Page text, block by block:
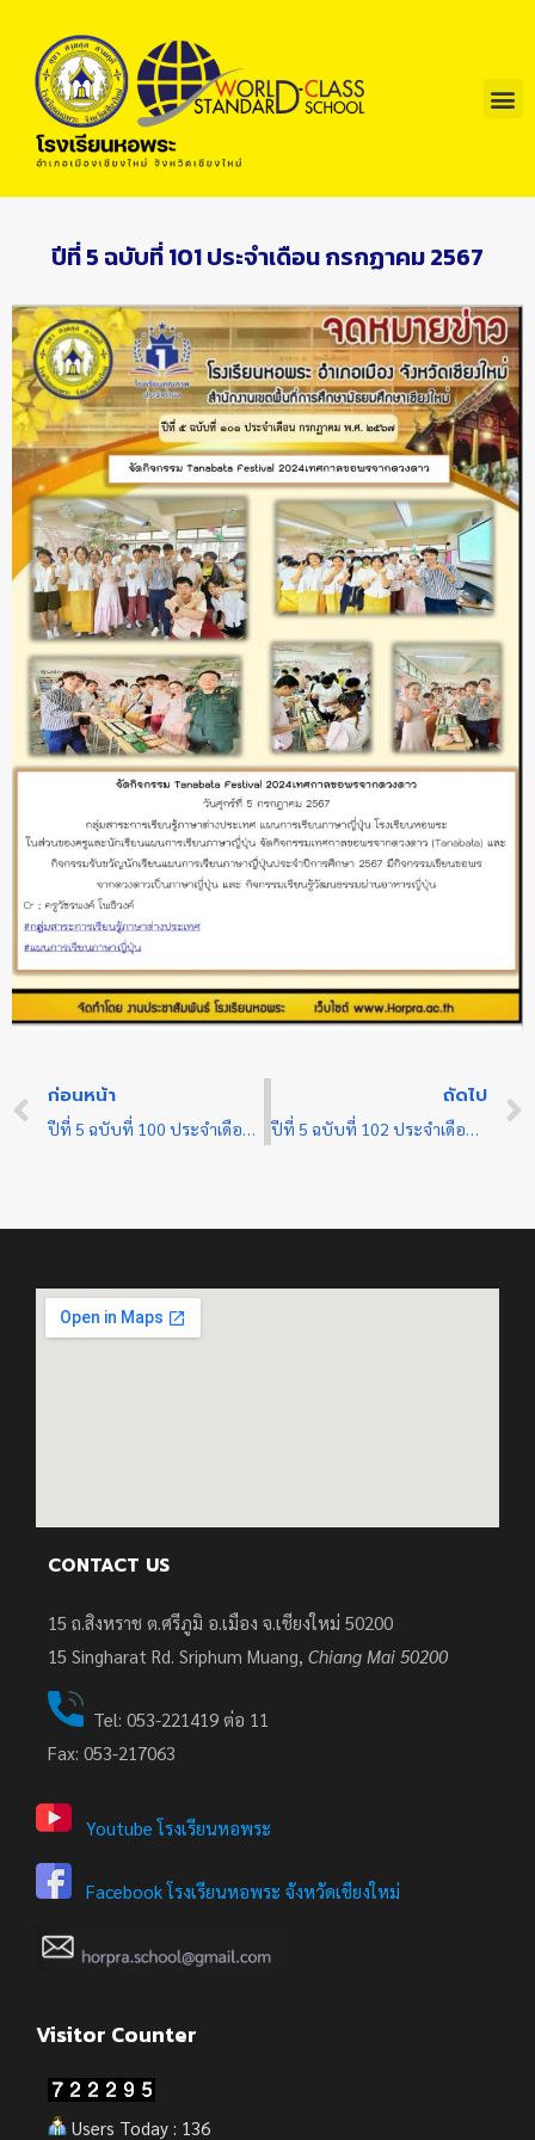
ปีที่ 5 ฉบับที่ 101 ประจำเดือน กรกฏาคม 2567
ก่อนหน้า
ปีที่ 5 ฉบับที่ 100 ประจำเดือน มิถุนายน 2567
ถัดไป
ปีที่ 5 ฉบับที่ 102 ประจำเดือน กรกฏาคม 2567
CONTACT US
15 ถ.สิงหราช ต.ศรีภูมิ อ.เมือง จ.เชียงใหม่ 50200
15 Singharat Rd. Sriphum Muang, Chiang Mai 50200
Tel: 053-221419 ต่อ 11
Fax: 053-217063
Youtube โรงเรียนหอพระ
Facebook โรงเรียนหอพระ จังหวัดเชียงใหม่
Visitor Counter
Users Today : 136